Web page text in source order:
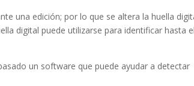
una edición; por lo que se altera la huella
digital puede utilizarse para identificar hasta el
un software que puede ayudar a detectar